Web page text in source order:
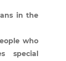
in the
who
special